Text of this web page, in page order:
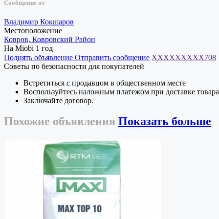
Сообщение от
Владимир Кокшаров
Местоположение
Ковров, Ковровский Район
На Miobi 1 год
Поднять объявление Отправить сообщение XXXXXXXXX708
Советы по безопасности для покупателей
Встретиться с продавцом в общественном месте
Воспользуйтесь наложным платежом при доставке
Заключайте договор.
Похожие объявления Показать больше